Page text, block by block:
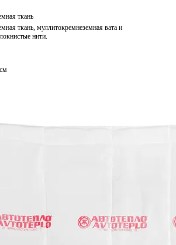
ткань
ткань, муллитокремнеземная вата и
нити.